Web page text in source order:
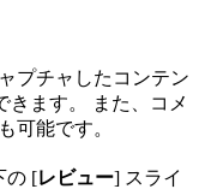
プチャしたコンテン
きます。 また、コメ
可能です。
の [レビュー] スライ